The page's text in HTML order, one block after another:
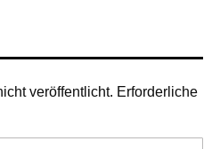
veröffentlicht. Erforderliche